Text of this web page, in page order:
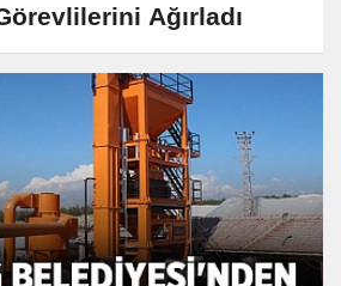
Ağırladı